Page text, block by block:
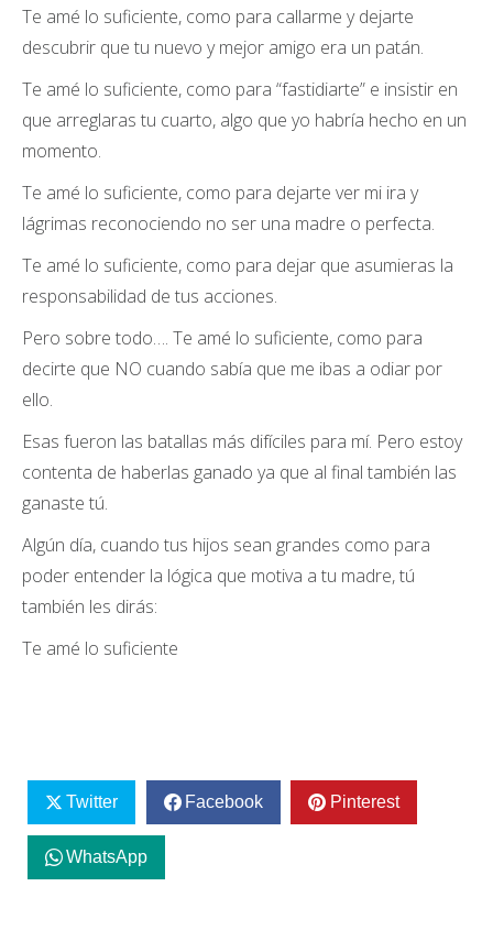
Te amé lo suficiente, como para callarme y dejarte
descubrir que tu nuevo y mejor amigo era un patán.
Te amé lo suficiente, como para “fastidiarte” e insistir en
que arreglaras tu cuarto, algo que yo habría hecho en un
momento.
Te amé lo suficiente, como para dejarte ver mi ira y
lágrimas reconociendo no ser una madre o perfecta.
Te amé lo suficiente, como para dejar que asumieras la
responsabilidad de tus acciones.
Pero sobre todo…. Te amé lo suficiente, como para
decirte que NO cuando sabía que me ibas a odiar por
ello.
Esas fueron las batallas más difíciles para mí. Pero estoy
contenta de haberlas ganado ya que al final también las
ganaste tú.
Algún día, cuando tus hijos sean grandes como para
poder entender la lógica que motiva a tu madre, tú
también les dirás:
Te amé lo suficiente
Twitter Facebook Pinterest
WhatsApp